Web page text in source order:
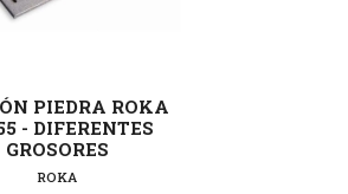
PIEDRA ROKA
- DIFERENTES
GROSORES
ROKA